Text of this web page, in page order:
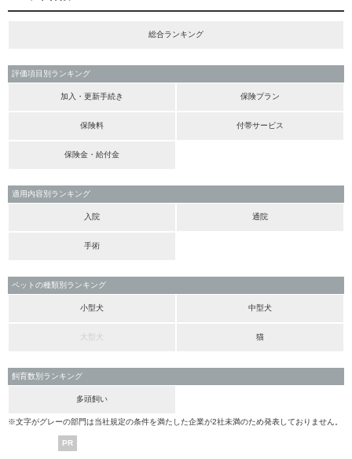
総合ランキング
評価項目別ランキング
加入・更新手続き 保険プラン
保険料 付帯サービス
保険金・給付金
適用内容別ランキング
入院 通院
手術
ペットの種類別ランキング
小型犬 中型犬
大型犬 猫
飼育数別ランキング
多頭飼い
※文字がグレーの部門は当社規定の条件を満たした企業が2社未満のため発表しておりません。
PR